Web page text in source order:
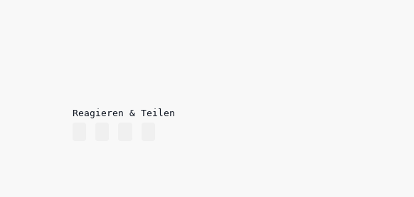
Reagieren & Teilen